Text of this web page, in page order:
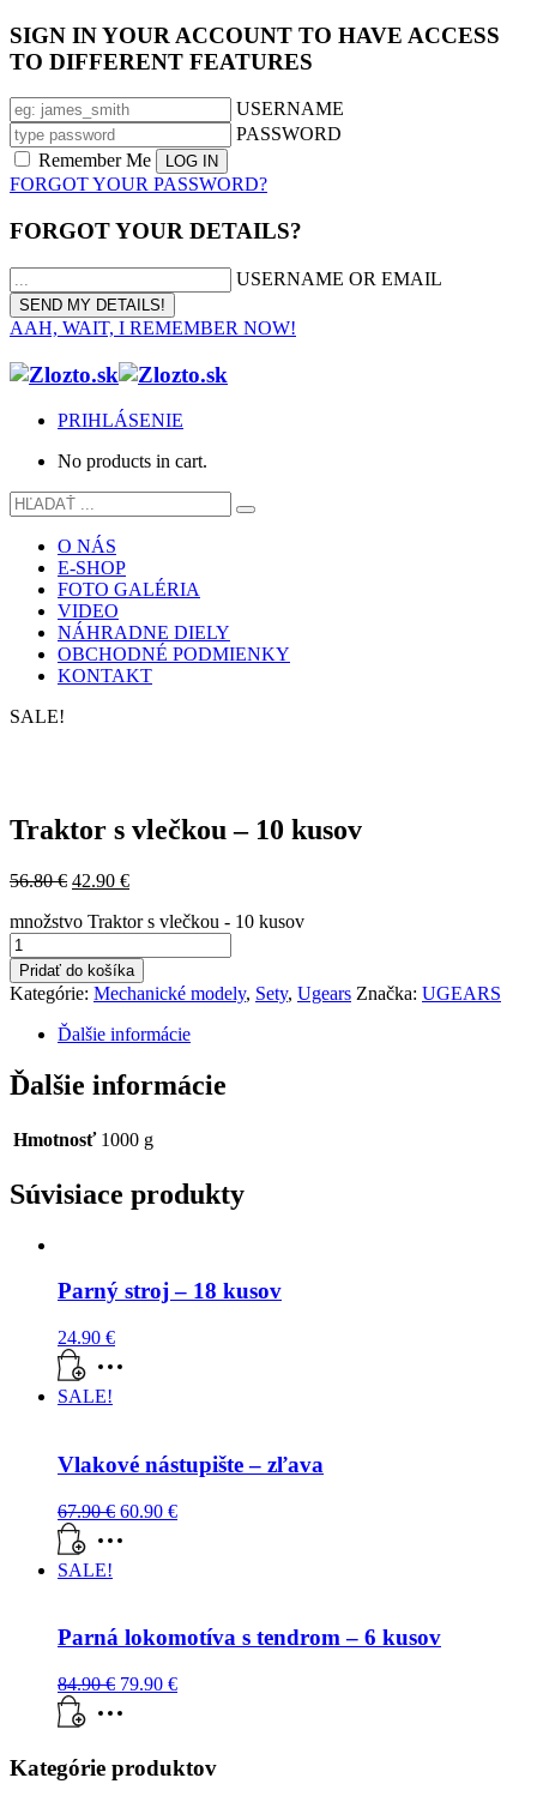
SIGN IN YOUR ACCOUNT TO HAVE ACCESS
TO DIFFERENT FEATURES
USERNAME
PASSWORD
Remember Me
FORGOT YOUR PASSWORD?
FORGOT YOUR DETAILS?
USERNAME OR EMAIL
AAH, WAIT, I REMEMBER NOW!
PRIHLÁSENIE
No products in cart.
O NÁS
E-SHOP
FOTO GALÉRIA
VIDEO
NÁHRADNE DIELY
OBCHODNÉ PODMIENKY
KONTAKT
SALE!
Traktor s vlečkou – 10 kusov
56.80€ 42.90 €
množstvo Traktor s vlečkou - 10 kusov
Pridať do košíka
Kategórie: Mechanické modely, Sety, Ugears Značka: UGEARS
Ďalšie informácie
Ďalšie informácie
Hmotnosť 1000 g
Súvisiace produkty
Parný stroj – 18 kusov
24.90 €
SALE!
Vlakové nástupište – zľava
67.90€ 60.90 €
SALE!
Parná lokomotíva s tendrom – 6 kusov
84.90€ 79.90 €
Kategórie produktov